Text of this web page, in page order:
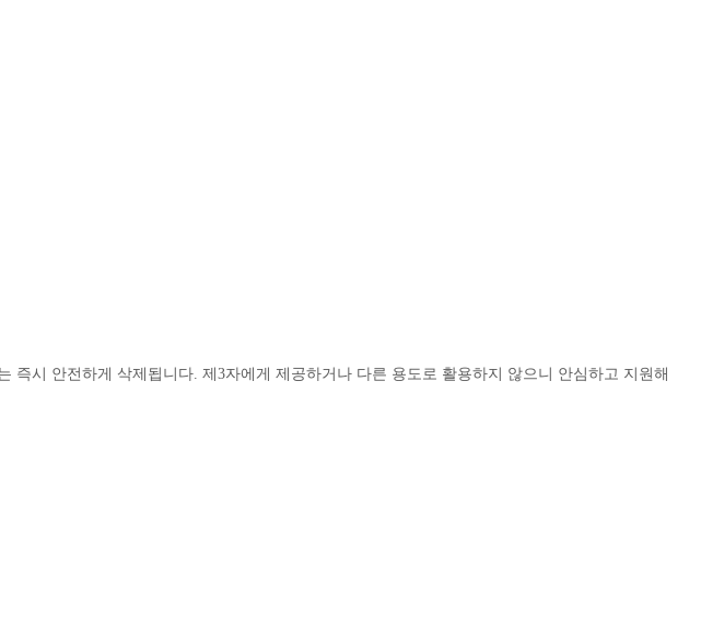
시 안전하게 삭제됩니다. 제3자에게 제공하거나 다른 용도로 활용하지 않으니 안심하고 지원해